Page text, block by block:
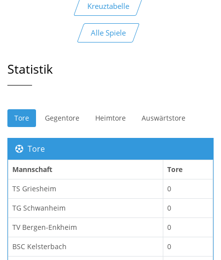
Kreuztabelle
Alle Spiele
Statistik
Tore Gegentore Heimtore Auswärtstore
Tore
Mannschaft Tore
TS Griesheim 0
TG Schwanheim 0
TV Bergen-Enkheim 0
BSC Kelsterbach 0